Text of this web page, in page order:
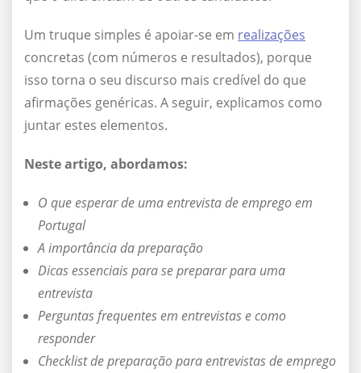
Um truque simples é apoiar-se em realizações
concretas (com números e resultados), porque
isso torna o seu discurso mais credível do que
afirmações genéricas. A seguir, explicamos como
juntar estes elementos.
Neste artigo, abordamos:
O que esperar de uma entrevista de emprego em
Portugal
A importância da preparação
Dicas essenciais para se preparar para uma
entrevista
Perguntas frequentes em entrevistas e como
responder
Checklist de preparação para entrevistas de emprego